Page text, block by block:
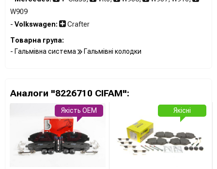
W909
- Volkswagen: Crafter
Товарна група:
- Гальмівна система
Гальмівні колодки
Аналоги "8226710 CIFAM":
Якість OEM Якісні